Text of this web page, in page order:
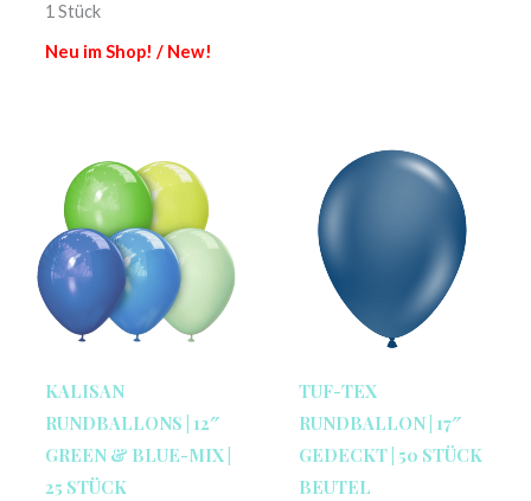
1 Stück
Neu im Shop! / New!
KALISAN
RUNDBALLONS | 12″
GREEN & BLUE-MIX |
25 STÜCK
TUF-TEX
RUNDBALLON | 17″
GEDECKT | 50 STÜCK
BEUTEL